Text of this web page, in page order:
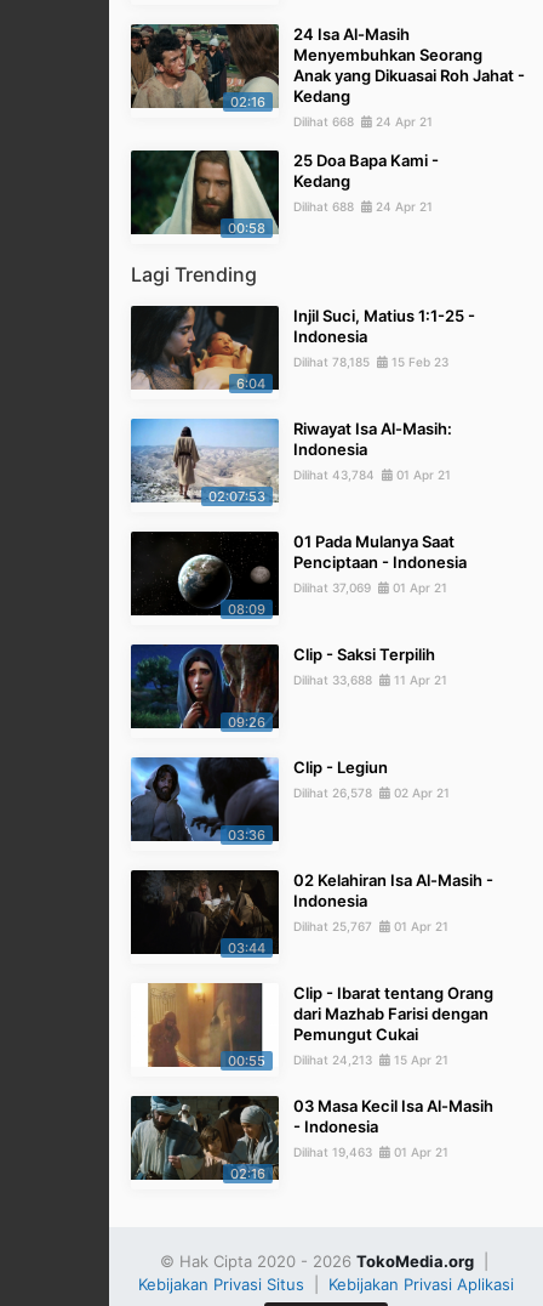
02:16
24 Isa Al-Masih
Menyembuhkan Seorang
Anak yang Dikuasai Roh Jahat -
Kedang
Dilihat 668 24 Apr 21
00:58
25 Doa Bapa Kami -
Kedang
Dilihat 688 24 Apr 21
Lagi Trending
6:04
Injil Suci, Matius 1:1-25 -
Indonesia
Dilihat 78,185 15 Feb 23
02:07:53
Riwayat Isa Al-Masih:
Indonesia
Dilihat 43,784 01 Apr 21
08:09
01 Pada Mulanya Saat
Penciptaan - Indonesia
Dilihat 37,069 01 Apr 21
09:26
Clip - Saksi Terpilih
Dilihat 33,688 11 Apr 21
03:36
Clip - Legiun
Dilihat 26,578 02 Apr 21
03:44
02 Kelahiran Isa Al-Masih -
Indonesia
Dilihat 25,767 01 Apr 21
00:55
Clip - Ibarat tentang Orang
dari Mazhab Farisi dengan
Pemungut Cukai
Dilihat 24,213 15 Apr 21
02:16
03 Masa Kecil Isa Al-Masih
- Indonesia
Dilihat 19,463 01 Apr 21
© Hak Cipta 2020 - 2026 TokoMedia.org|
Kebijakan Privasi Situs
Kebijakan Privasi Aplikasi